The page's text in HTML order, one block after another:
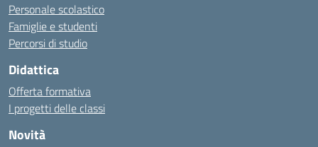
Personale scolastico
Famiglie e studenti
Percorsi di studio
Didattica
Offerta formativa
I progetti delle classi
Novità